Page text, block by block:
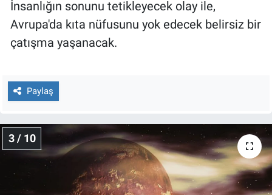
İnsanlığın sonunu tetikleyecek olay ile,
Avrupa'da kıta nüfusunu yok edecek belirsiz bir
çatışma yaşanacak.
Paylaş
3 / 10
Yerel Yaşam
Canlı Yayın